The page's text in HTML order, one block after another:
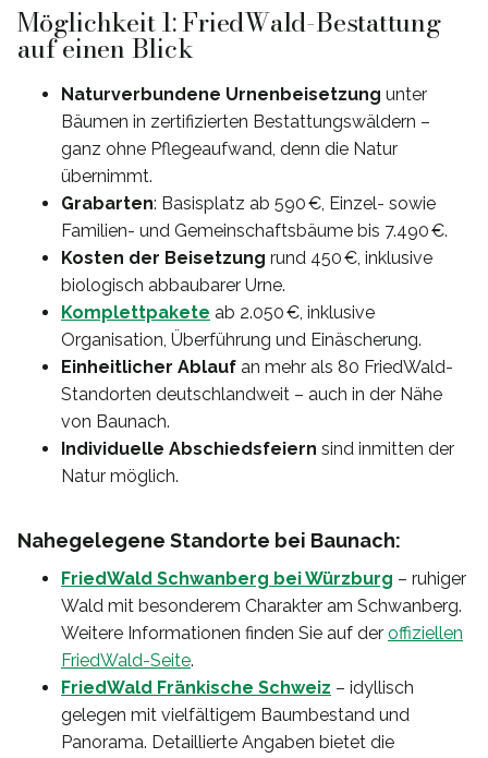
Möglichkeit 1: FriedWald-Bestattung
auf einen Blick
Naturverbundene Urnenbeisetzung unter
Bäumen in zertifizierten Bestattungswäldern –
ganz ohne Pflegeaufwand, denn die Natur
übernimmt.
Grabarten: Basisplatz ab 590 €, Einzel- sowie
Familien- und Gemeinschaftsbäume bis 7.490 €.
Kosten der Beisetzung rund 450 €, inklusive
biologisch abbaubarer Urne.
Komplettpakete ab 2.050 €, inklusive
Organisation, Überführung und Einäscherung.
Einheitlicher Ablauf an mehr als 80 FriedWald-
Standorten deutschlandweit – auch in der Nähe
von Baunach.
Individuelle Abschiedsfeiern sind inmitten der
Natur möglich.
Nahegelegene Standorte bei Baunach:
FriedWald Schwanberg bei Würzburg – ruhiger
Wald mit besonderem Charakter am Schwanberg.
Weitere Informationen finden Sie auf der offiziellen
FriedWald-Seite.
FriedWald Fränkische Schweiz – idyllisch
gelegen mit vielfältigem Baumbestand und
Panorama. Detaillierte Angaben bietet die